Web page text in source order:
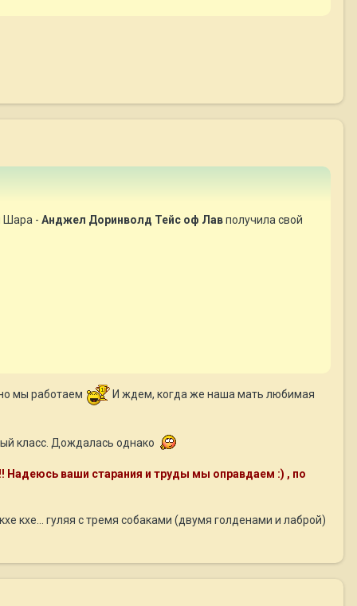
Шара - Анджел Доринволд Тейс оф Лавполучила свой
мы работаем
И ждем, когда же наша мать любимая
класс. Дождалась однако
ваши старания и труды мы оправдаем :) , по
кхе... гуляя с тремя собаками (двумя голденами и лаброй)